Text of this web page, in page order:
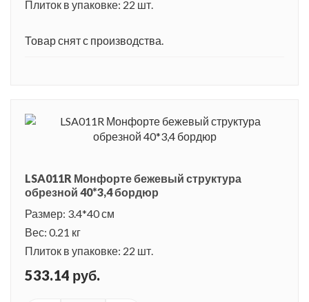
Плиток в упаковке: 22 шт.
Товар снят с производства.
LSA011R Монфорте бежевый структура
обрезной 40*3,4 бордюр
Размер: 3.4*40 см
Вес: 0.21 кг
Плиток в упаковке: 22 шт.
533.14 руб.